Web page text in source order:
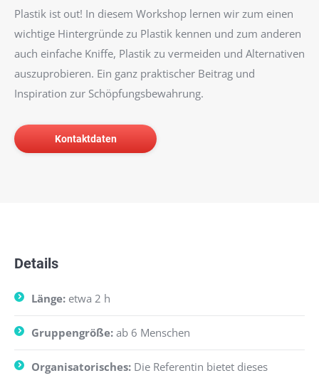
Plastik ist out! In diesem Workshop lernen wir zum einen
wichtige Hintergründe zu Plastik kennen und zum anderen
auch einfache Kniffe, Plastik zu vermeiden und Alternativen
auszuprobieren. Ein ganz praktischer Beitrag und
Inspiration zur Schöpfungsbewahrung.
Kontaktdaten
Details
Länge: etwa 2 h
Gruppengröße: ab 6 Menschen
Organisatorisches: Die Referentin bietet dieses